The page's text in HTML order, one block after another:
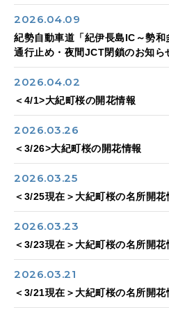
2026.04.09
紀勢自動車道「紀伊長島IC～勢
通行止め・夜間JCT閉鎖のお知ら
2026.04.02
＜4/1>大紀町桜の開花情報
2026.03.26
＜3/26>大紀町桜の開花情報
2026.03.25
＜3/25現在＞大紀町桜の名所開花
2026.03.23
＜3/23現在＞大紀町桜の名所開花
2026.03.21
＜3/21現在＞大紀町桜の名所開